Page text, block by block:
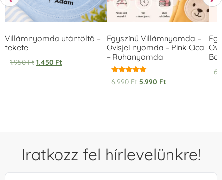
Villámnyomda utántöltő –
fekete
1.950Ft 1.450 Ft
Egyszínű Villámnyomda –
Ovisjel nyomda – Pink Cica
– Ruhanyomda
Értékelés:
5.00
6.990Ft 5.990 Ft
Iratkozz fel hírlevelünkre!